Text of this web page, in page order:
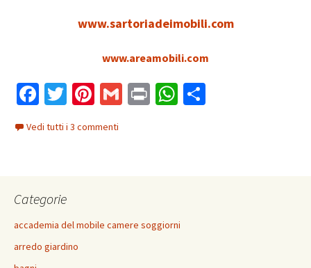
www.sartoriadeimobili.com
www.areamobili.com
Fa
ce
b
k
T
wi
tt
Pi
er
G
Pr W
Vedi tutti i 3 commenti
Categorie
accademia del mobile camere soggiorni
arredo giardino